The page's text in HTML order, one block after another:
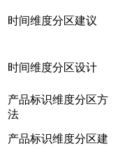
时间维度分区建议
时间维度分区设计
产品标识维度分区方
法
产品标识维度分区建